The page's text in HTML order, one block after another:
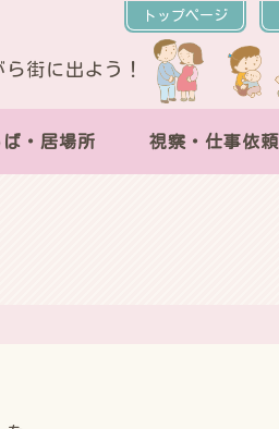
街に出よう！
トップページ
・居場所 視察・仕事依頼